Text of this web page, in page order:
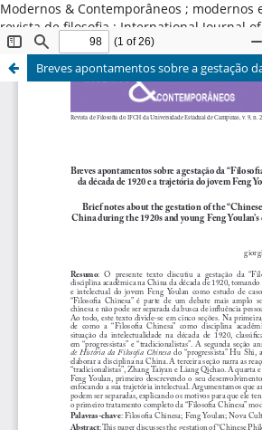
Modernos & Contemporâneos ; modernos
revista de filosofia ; International Journal
Universidade Estadual de Campinas ; Brasil